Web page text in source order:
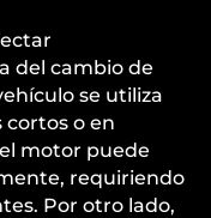
del cambio de
se utiliza
o en
motor puede
requiriendo
Por otro lado,